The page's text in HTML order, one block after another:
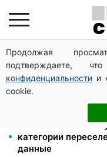
Продолжая
подтверждаете,
конфиденциальности и
cookie.
Новый знак на
грузовиков
грн
Может ли Почтовая
входа в
Выплаты ВПЛ в
категории
данные